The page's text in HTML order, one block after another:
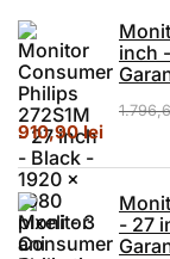
inch
Prețul inițial a
910,90leiPrețul
- 27